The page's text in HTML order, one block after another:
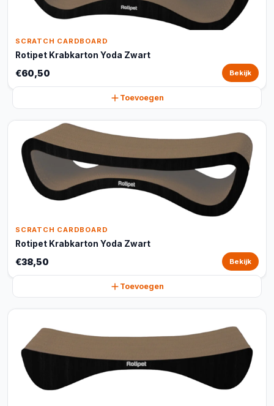
SCRATCH CARDBOARD
Rotipet Krabkarton Yoda Zwart
€60,50 Bekijk
Toevoegen
SCRATCH CARDBOARD
Rotipet Krabkarton Yoda Zwart
€38,50 Bekijk
Toevoegen